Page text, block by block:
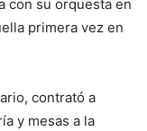
con su orquesta en
primera vez en
contrató a
y mesas a la